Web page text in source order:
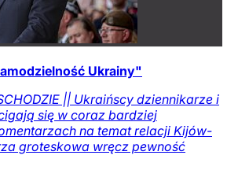
Ukrainy"
|| Ukraińscy dziennikarze i
się w coraz bardziej
na temat relacji Kijów-
groteskowa wręcz pewność